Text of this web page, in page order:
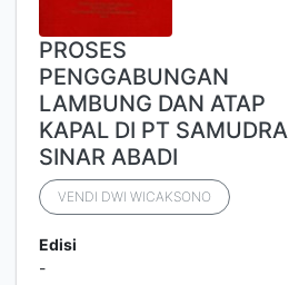
PROSES
PENGGABUNGAN
LAMBUNG DAN ATAP
KAPAL DI PT SAMUDRA
SINAR ABADI
VENDI DWI WICAKSONO
Edisi
-